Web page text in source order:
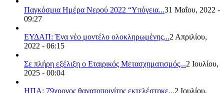
Παγκόσμια Ημέρα Νερού 2022 “Υπόγεια...31 Μαΐου, 2022 -
09:27
ΕΥΔΑΠ: Ένα νέο μοντέλο ολοκληρωμένης...2 Απριλίου,
2022 - 06:15
Σε πλήρη εξέλιξη ο Εταιρικός Μετασχηματισμός...2 Ιουλίου,
2025 - 00:04
ΗΠΑ: 79χρονος θανατοποινίτης εκτελέστηκε...2 Ιουλίου,